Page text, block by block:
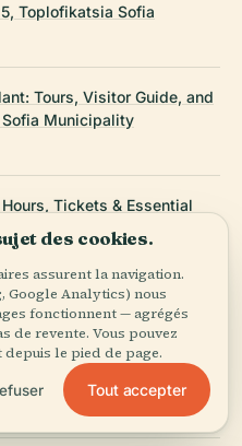
Toplofikatsia Sofia
Tours, Visitor Guide, and
Municipality
Tickets & Essential
Heritage, 2025,
Tickets & Essential
Heritage, 2025,
des cookies.
assurent la navigation.
Google Analytics) nous
fonctionnent — agrégés
de revente. Vous pouvez
le pied de page.
Tout accepter